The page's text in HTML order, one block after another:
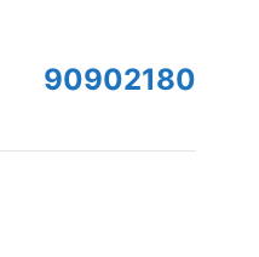
90902180